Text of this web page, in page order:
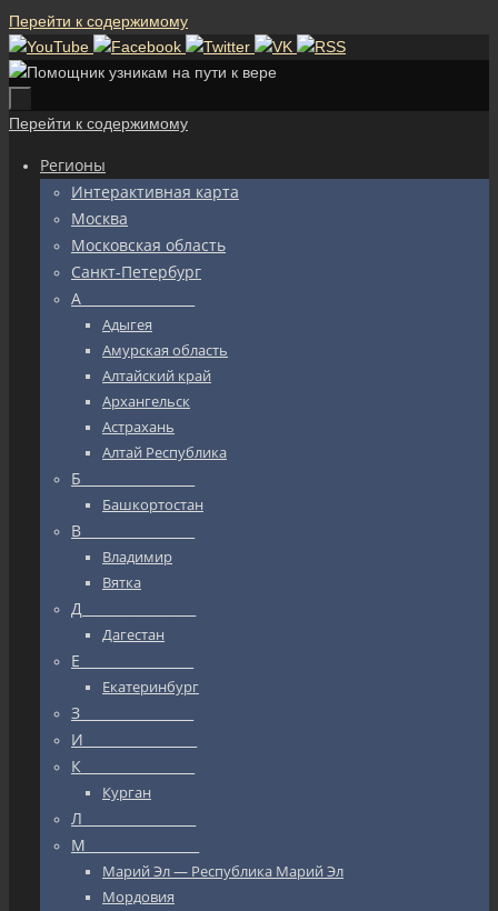
Перейти к содержимому
Перейти к содержимому
Регионы
Интерактивная карта
Москва
Московская область
Санкт-Петербург
А_________________
Адыгея
Амурская область
Алтайский край
Архангельск
Астрахань
Алтай Республика
Б_________________
Башкортостан
В_________________
Владимир
Вятка
Д_________________
Дагестан
Е_________________
Екатеринбург
З_________________
И_________________
К_________________
Курган
Л_________________
М_________________
Марий Эл — Республика Марий Эл
Мордовия